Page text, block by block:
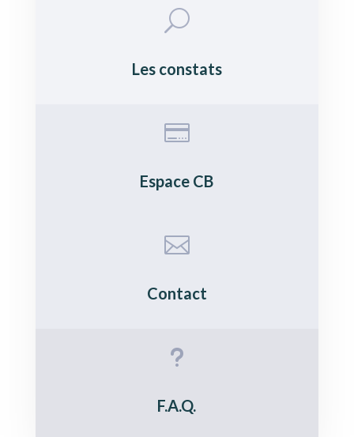
U
Les constats

Espace CB

Contact
u
F.A.Q.